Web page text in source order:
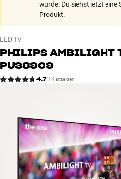
Kabel
MARKEN
NEUHEITEN
wurde. Du siehst jetzt eine
Produkt.
LED TV
PHILIPSAMBILIGHT
PUS8909
4.7 14 anzeigen